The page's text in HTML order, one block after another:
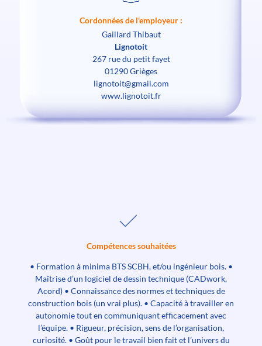
Cordonnées de l'employeur :
Gaillard Thibaut
Lignotoit
267 rue du petit fayet
01290 Grièges
lignotoit@gmail.com
www.lignotoit.fr
Compétences souhaitées
• Formation à minima BTS SCBH, et/ou ingénieur bois. •
Maîtrise d’un logiciel de dessin technique (CADwork,
Acord) • Connaissance des normes et techniques de
construction bois (un vrai plus). • Capacité à travailler en
autonomie tout en communiquant efficacement avec
l’équipe. • Rigueur, précision, sens de l’organisation,
curiosité. • Goût pour le travail bien fait et l’univers du